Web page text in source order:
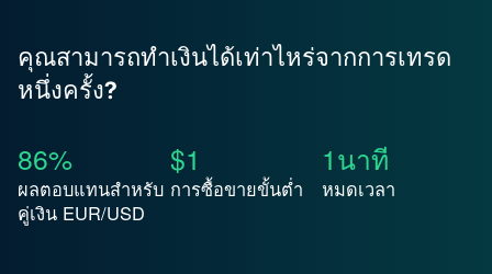
คุณสามารถทำเงินได้เท่าไหร่จากการเทรด
หนึ่งครั้ง?
86%
ผลตอบแทนสำหรับ
คู่เงิน EUR/USD
$1
การซื้อขายขั้นต่ำ
1นาที
หมดเวลา